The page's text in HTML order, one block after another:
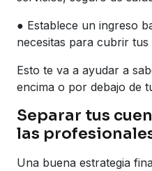
● Establece un ingreso
necesitas para cubrir tus
Esto te va a ayudar a
encima o por debajo de
Separar tus
las
Una buena estrategia